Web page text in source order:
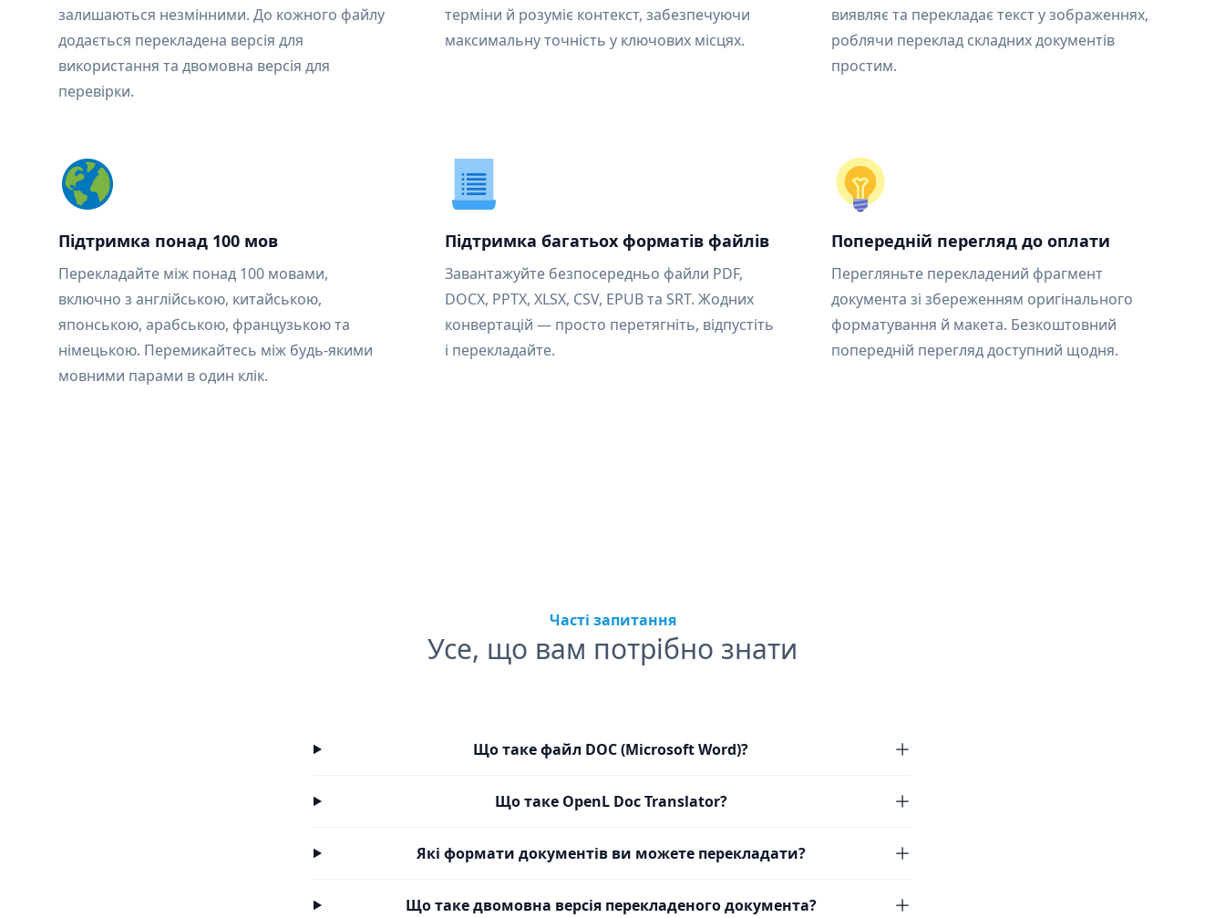
залишаються незмінними. До кожного файлу
додається перекладена версія для
використання та двомовна версія для
перевірки.
терміни й розуміє контекст, забезпечуючи
максимальну точність у ключових місцях.
виявляє та перекладає текст у зображеннях,
роблячи переклад складних документів
простим.
Підтримка понад 100 мов
Перекладайте між понад 100 мовами,
включно з англійською, китайською,
японською, арабською, французькою та
німецькою. Перемикайтесь між будь-якими
мовними парами в один клік.
Підтримка багатьох форматів файлів
Завантажуйте безпосередньо файли PDF,
DOCX, PPTX, XLSX, CSV, EPUB та SRT. Жодних
конвертацій — просто перетягніть, відпустіть
і перекладайте.
Попередній перегляд до оплати
Перегляньте перекладений фрагмент
документа зі збереженням оригінального
форматування й макета. Безкоштовний
попередній перегляд доступний щодня.
Часті запитання
Усе, що вам потрібно знати
Що таке файл DOC (Microsoft Word)?
Що таке OpenL Doc Translator?
Які формати документів ви можете перекладати?
Що таке двомовна версія перекладеного документа?